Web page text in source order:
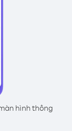
hình thông